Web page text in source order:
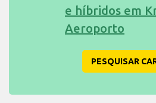
e híbridos em
Aeroporto
PESQUISAR